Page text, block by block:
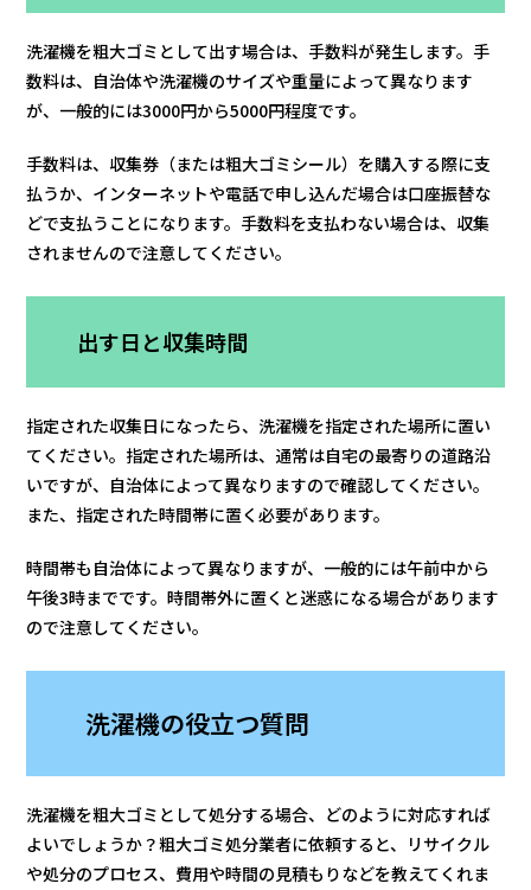
洗濯機を粗大ゴミとして出す場合は、手数料が発生します。手
数料は、自治体や洗濯機のサイズや重量によって異なります
が、一般的には3000円から5000円程度です。
手数料は、収集券（または粗大ゴミシール）を購入する際に支
払うか、インターネットや電話で申し込んだ場合は口座振替な
どで支払うことになります。手数料を支払わない場合は、収集
されませんので注意してください。
出す日と収集時間
指定された収集日になったら、洗濯機を指定された場所に置い
てください。指定された場所は、通常は自宅の最寄りの道路沿
いですが、自治体によって異なりますので確認してください。
また、指定された時間帯に置く必要があります。
時間帯も自治体によって異なりますが、一般的には午前中から
午後3時までです。時間帯外に置くと迷惑になる場合があります
ので注意してください。
洗濯機の役立つ質問
洗濯機を粗大ゴミとして処分する場合、どのように対応すれば
よいでしょうか？粗大ゴミ処分業者に依頼すると、リサイクル
や処分のプロセス、費用や時間の見積もりなどを教えてくれま